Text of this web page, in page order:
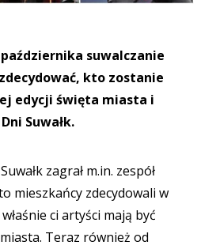
suwalczanie
kto zostanie
edycji święta miasta i
Suwałk.
zagrał m.in. zespół
mieszkańcy zdecydowali w
ci artyści mają być
Teraz również od